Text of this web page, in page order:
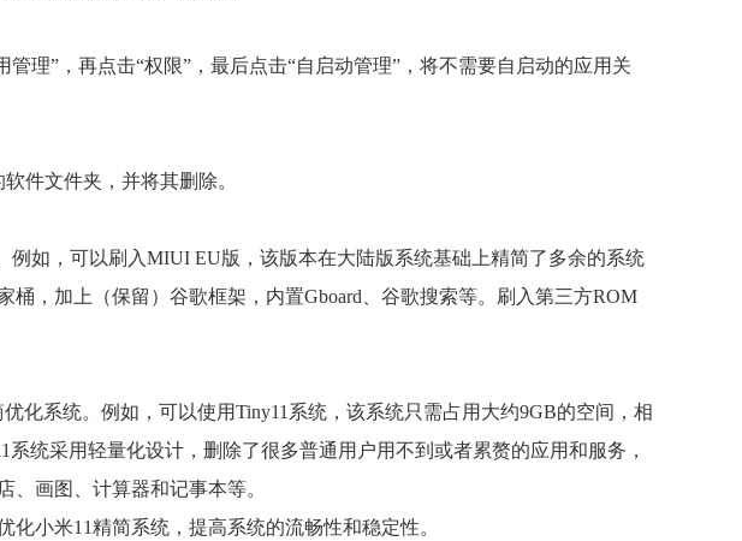
理”，再点击“权限”，最后点击“自启动管理”，将不需要自启动的应用关
件文件夹，并将其删除。
例如，可以刷入MIUI EU版，该版本在大陆版系统基础上精简了多余的系统
，加上（保留）谷歌框架，内置Gboard、谷歌搜索等。刷入第三方ROM
化系统。例如，可以使用Tiny11系统，该系统只需占用大约9GB的空间，相
统采用轻量化设计，删除了很多普通用户用不到或者累赘的应用和服务，
、画图、计算器和记事本等。
小米11精简系统，提高系统的流畅性和稳定性。